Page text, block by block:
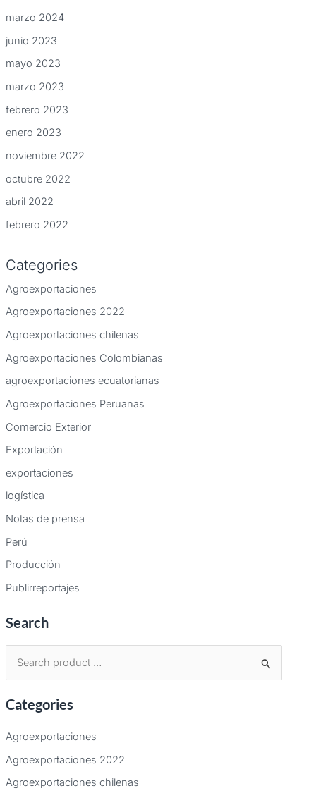
marzo 2024
junio 2023
mayo 2023
marzo 2023
febrero 2023
enero 2023
noviembre 2022
octubre 2022
abril 2022
febrero 2022
Categories
Agroexportaciones
Agroexportaciones 2022
Agroexportaciones chilenas
Agroexportaciones Colombianas
agroexportaciones ecuatorianas
Agroexportaciones Peruanas
Comercio Exterior
Exportación
exportaciones
logística
Notas de prensa
Perú
Producción
Publirreportajes
Search
s
r
p
Categories
Agroexportaciones
Agroexportaciones 2022
Agroexportaciones chilenas